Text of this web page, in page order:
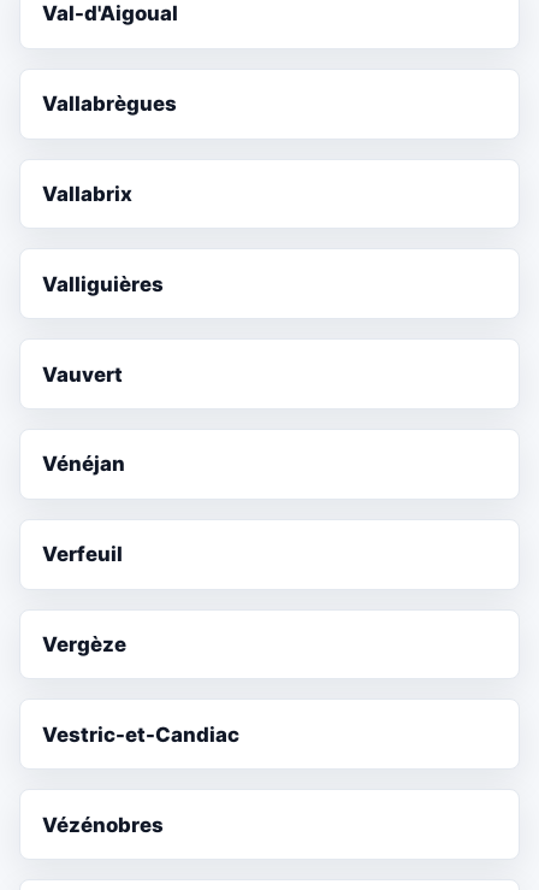
Val-d'Aigoual
Vallabrègues
Vallabrix
Valliguières
Vauvert
Vénéjan
Verfeuil
Vergèze
Vestric-et-Candiac
Vézénobres